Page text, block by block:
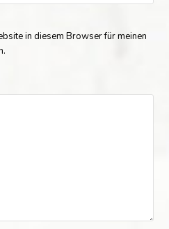
in diesem Browser für meinen